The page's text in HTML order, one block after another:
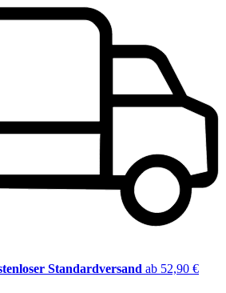
Standardversand ab 52,90 €